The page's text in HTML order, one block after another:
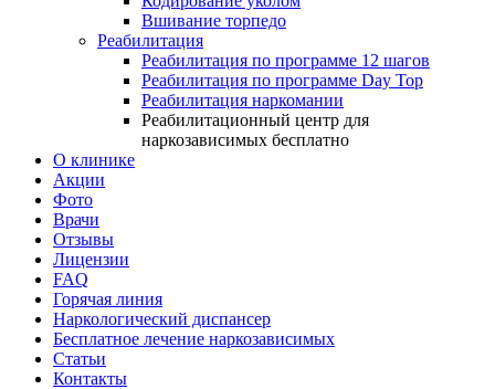
Вшивание торпедо
Реабилитация
Реабилитация по программе 12 шагов
Реабилитация по программе Day Top
Реабилитация наркомании
Реабилитационный центр для
наркозависимых бесплатно
О клинике
Акции
Фото
Врачи
Отзывы
Лицензии
FAQ
Горячая линия
Наркологический диспансер
Бесплатное лечение наркозависимых
Статьи
Контакты